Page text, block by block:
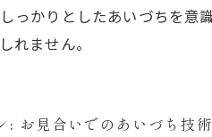
っかりとしたあいづちを意
れません。
: お見合いでのあいづち技術